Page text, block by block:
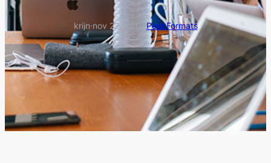
krijn·nov 22, 2015 Post Formats